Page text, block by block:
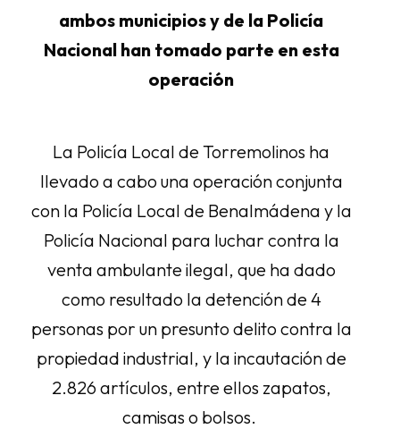
ambos municipios y de la Policía
Nacional han tomado parte en esta
operación
La Policía Local de Torremolinos ha
llevado a cabo una operación conjunta
con la Policía Local de Benalmádena y la
Policía Nacional para luchar contra la
venta ambulante ilegal, que ha dado
como resultado la detención de 4
personas por un presunto delito contra la
propiedad industrial, y la incautación de
2.826 artículos, entre ellos zapatos,
camisas o bolsos.